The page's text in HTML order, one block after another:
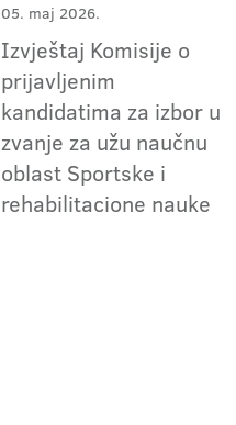
05. maj 2026.
Izvještaj Komisije o
prijavljenim
kandidatima za izbor u
zvanje za užu naučnu
oblast Sportske i
rehabilitacione nauke